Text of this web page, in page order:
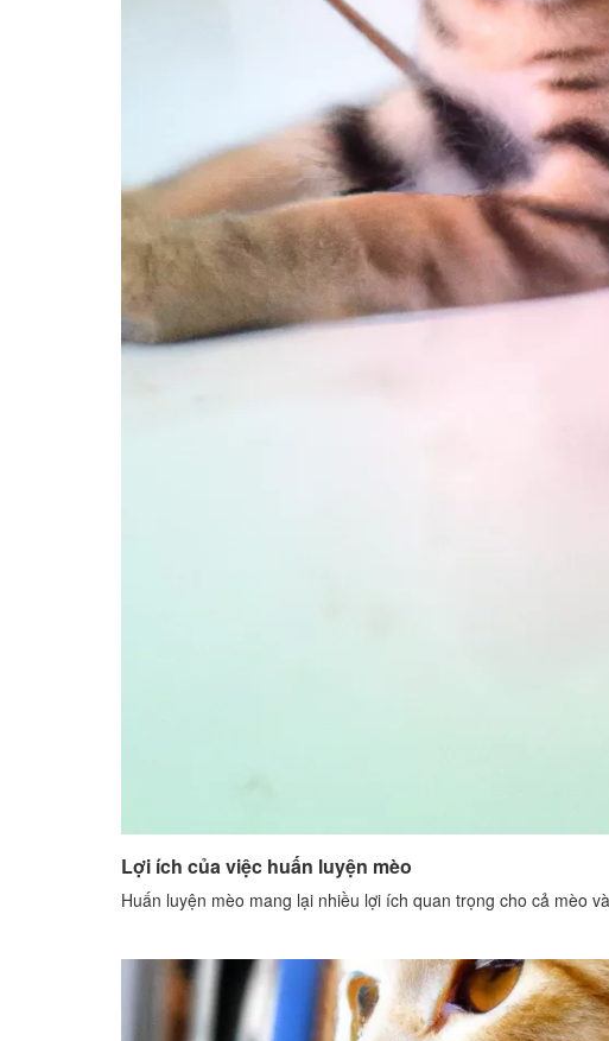
Cung cấp một môi trường an toàn cho mèo
Sử dụng phương pháp dẫn dụ để ngăn chặn
Khen ngợi và đào tạo để thay thế hành vi
Huấn luyện không ăn cắp và cắn đồ đạc
Cung cấp đồ chơi và trò chơi thích hợp
Sử dụng phương pháp phản ứng tiêu cực khi cần thiết
Đào tạo mèo để thay thế hành vi
Giải quyết các vấn đề thường gặp trong quá trình huấn
Mèo không phản ứng với huấn luyện
Mèo có hành vi liên quan đến sức khỏe
Mèo có hành vi gây hại đến người khác
Câu hỏi thường gặp về huấn luyện mèo
Có cần tham gia các khóa huấn luyện chuyên nghiệp
Lợi ích của việc huấn luyện mèo
Huấn luyện mèo mang lại nhiều lợi ích quan trọng cho cả mèo